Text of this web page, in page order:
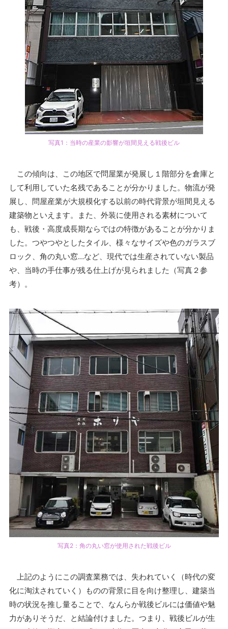
写真1：当時の産業の影響が垣間見える戦後ビル
この傾向は、この地区で問屋業が発展し１階部分を倉庫と
して利用していた名残であることが分かりました。物流が発
展し、問屋産業が大規模化する以前の時代背景が垣間見える
建築物といえます。また、外装に使用される素材について
も、戦後・高度成長期ならではの特徴があることが分かりま
した。つやつやとしたタイル、様々なサイズや色のガラスブ
ロック、角の丸い窓…など、現代では生産されていない製品
や、当時の手仕事が残る仕上げが見られました（写真２参
考）。
写真2：角の丸い窓が使用された戦後ビル
上記のようにこの調査業務では、失われていく（時代の変
化に淘汰されていく）ものの背景に目を向け整理し、建築当
時の状況を推し量ることで、なんらか戦後ビルには価値や魅
力がありそうだ、と結論付けました。つまり、戦後ビルが生